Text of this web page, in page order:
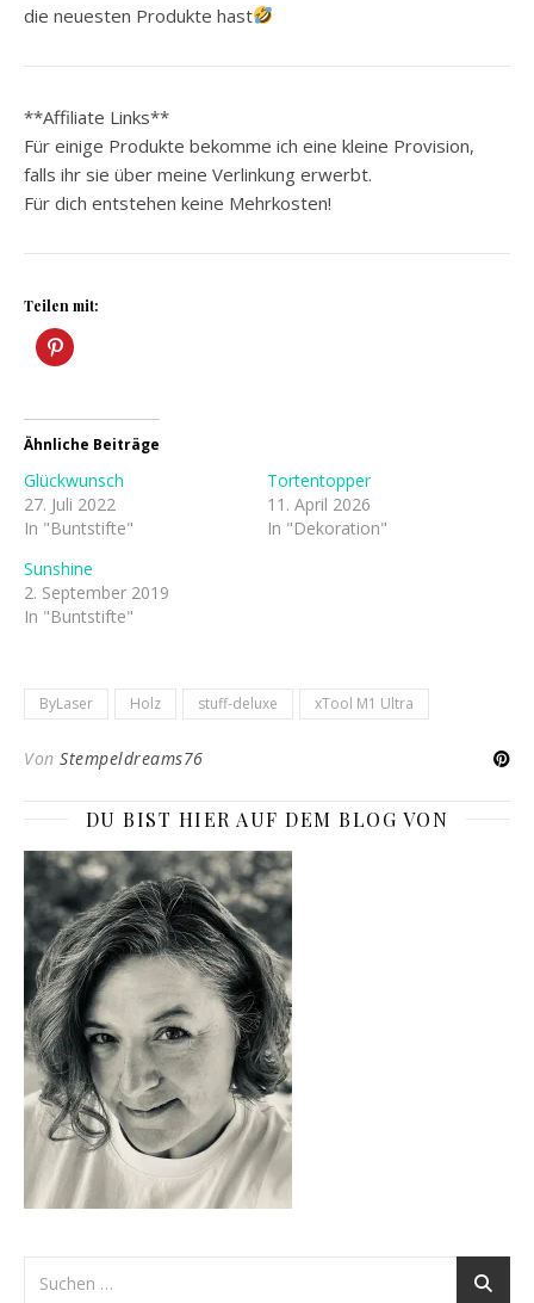
die neuesten Produkte hast
**Affiliate Links**
Für einige Produkte bekomme ich eine kleine Provision,
falls ihr sie über meine Verlinkung erwerbt.
Für dich entstehen keine Mehrkosten!
Teilen mit:
Ähnliche Beiträge
Glückwunsch
27. Juli 2022
In "Buntstifte"
Tortentopper
11. April 2026
In "Dekoration"
Sunshine
2. September 2019
In "Buntstifte"
ByLaser Holz stuff-deluxe xTool M1 Ultra
Von Stempeldreams76
DU BIST HIER AUF DEM BLOG VON